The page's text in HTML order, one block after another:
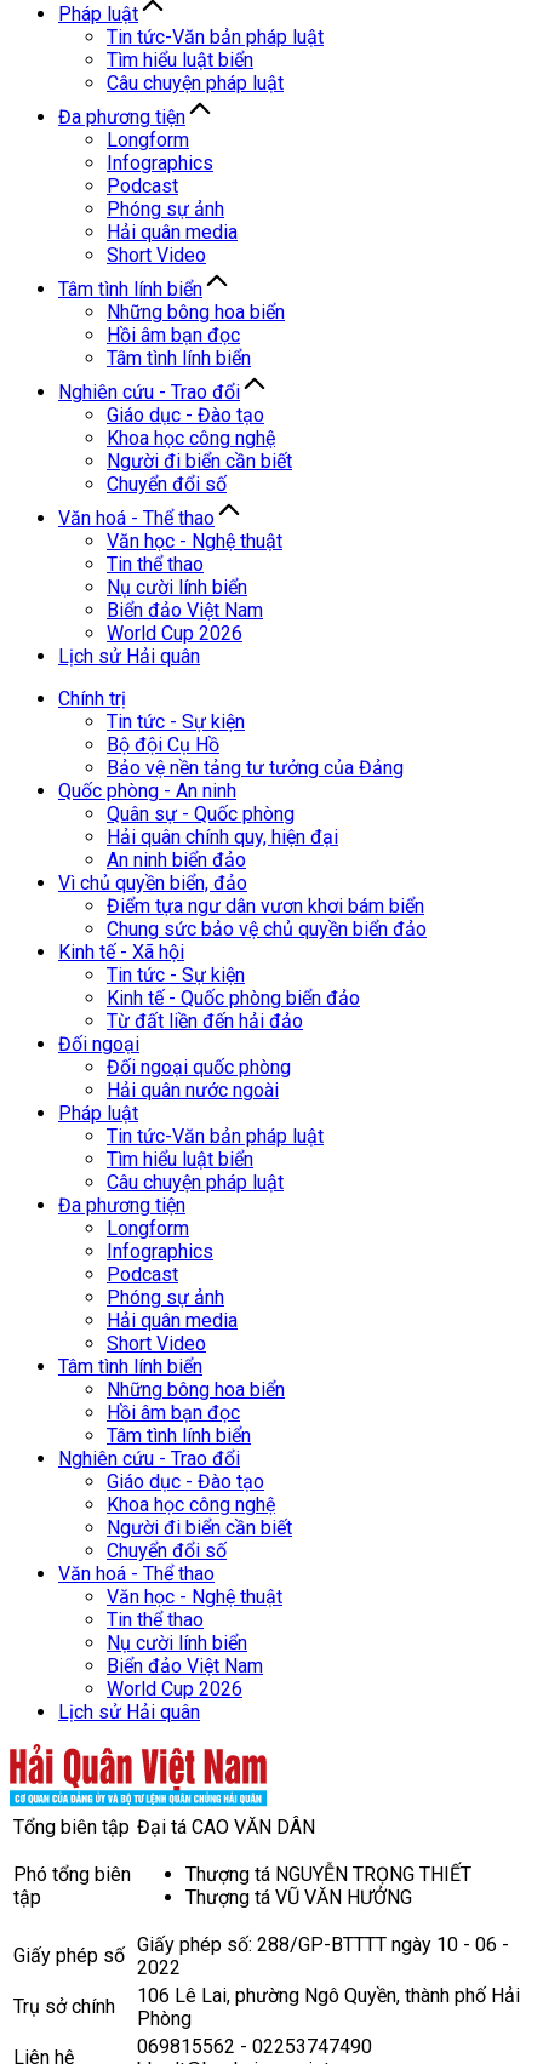
Pháp luật
Tin tức-Văn bản pháp luật
Tìm hiểu luật biển
Câu chuyện pháp luật
Đa phương tiện
Longform
Infographics
Podcast
Phóng sự ảnh
Hải quân media
Short Video
Tâm tình lính biển
Những bông hoa biển
Hồi âm bạn đọc
Tâm tình lính biển
Nghiên cứu - Trao đổi
Giáo dục - Đào tạo
Khoa học công nghệ
Người đi biển cần biết
Chuyển đổi số
Văn hoá - Thể thao
Văn học - Nghệ thuật
Tin thể thao
Nụ cười lính biển
Biển đảo Việt Nam
World Cup 2026
Lịch sử Hải quân
Chính trị
Tin tức - Sự kiện
Bộ đội Cụ Hồ
Bảo vệ nền tảng tư tưởng của Đảng
Quốc phòng - An ninh
Quân sự - Quốc phòng
Hải quân chính quy, hiện đại
An ninh biển đảo
Vì chủ quyền biển, đảo
Điểm tựa ngư dân vươn khơi bám biển
Chung sức bảo vệ chủ quyền biển đảo
Kinh tế - Xã hội
Tin tức - Sự kiện
Kinh tế - Quốc phòng biển đảo
Từ đất liền đến hải đảo
Đối ngoại
Đối ngoại quốc phòng
Hải quân nước ngoài
Pháp luật
Tin tức-Văn bản pháp luật
Tìm hiểu luật biển
Câu chuyện pháp luật
Đa phương tiện
Longform
Infographics
Podcast
Phóng sự ảnh
Hải quân media
Short Video
Tâm tình lính biển
Những bông hoa biển
Hồi âm bạn đọc
Tâm tình lính biển
Nghiên cứu - Trao đổi
Giáo dục - Đào tạo
Khoa học công nghệ
Người đi biển cần biết
Chuyển đổi số
Văn hoá - Thể thao
Văn học - Nghệ thuật
Tin thể thao
Nụ cười lính biển
Biển đảo Việt Nam
World Cup 2026
Lịch sử Hải quân
Tổng biên tập Đại tá CAO VĂN DÂN
Phó tổng biên
tập
Thượng tá NGUYỄN TRỌNG THIẾT
Thượng tá VŨ VĂN HƯỞNG
Giấy phép số Giấy phép số: 288/GP-BTTTT ngày 10 - 06 -
2022
Trụ sở chính
106 Lê Lai, phường Ngô Quyền, thành phố Hải
Phòng
Liên hệ
069815562 - 02253747490